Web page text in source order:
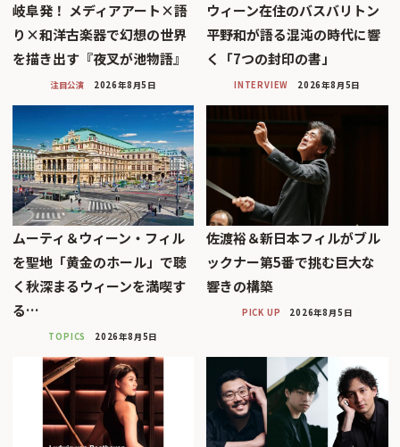
岐阜発！ メディアアート×語
り×和洋古楽器で幻想の世界
を描き出す『夜叉が池物語』
注目公演 2026年8月5日
ウィーン在住のバスバリトン
平野和が語る混沌の時代に響
く「7つの封印の書」
INTERVIEW 2026年8月5日
ムーティ＆ウィーン・フィル
を聖地「黄金のホール」で聴
く秋深まるウィーンを満喫す
る…
TOPICS 2026年8月5日
佐渡裕＆新日本フィルがブル
ックナー第5番で挑む巨大な
響きの構築
PICK UP 2026年8月5日